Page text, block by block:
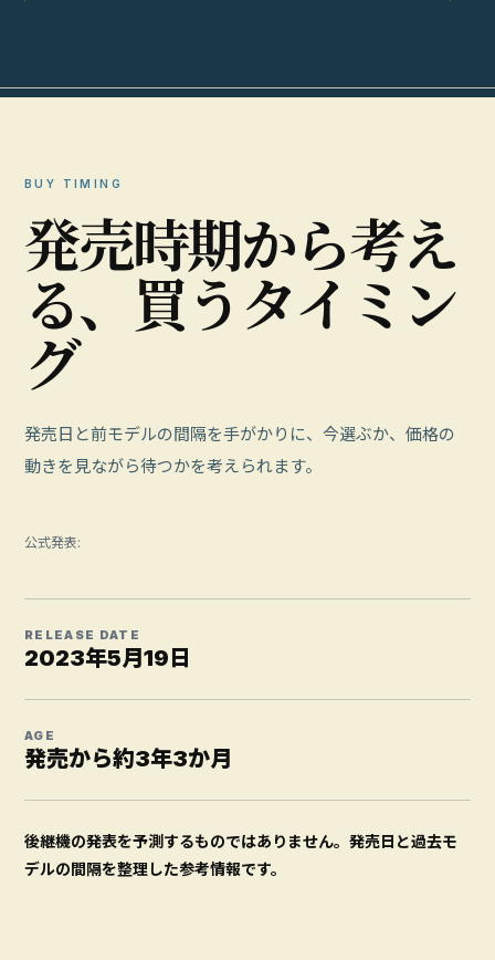
BUY TIMING
発売時期から考え
る、 買うタイ ミ ン
グ
発売日と前モデルの間隔を手がかりに、今選ぶか、価格の
動きを見ながら待つかを考えられます。
公式発表:
RELEASE DATE
2023年5月19日
AGE
発売から約3年3か月
後継機の発表を予測するものではありません。発売日と過去モ
デルの間隔を整理した参考情報です。